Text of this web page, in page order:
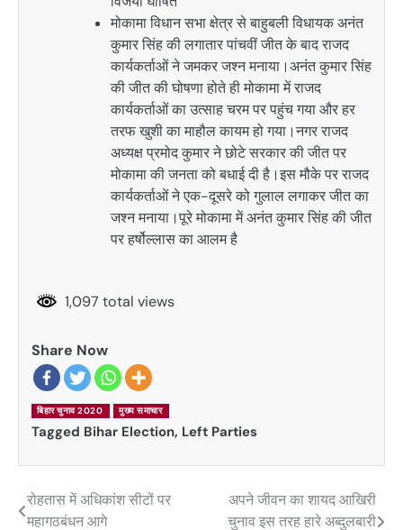
मोकामा विधान सभा क्षेत्र से बाहुबली विधायक अनंत
कुमार सिंह की लगातार पांचवीं जीत के बाद राजद
कार्यकर्ताओं ने जमकर जश्न मनाया।अनंत कुमार सिंह
की जीत की घोषणा होते ही मोकामा में राजद
कार्यकर्ताओं का उत्साह चरम पर पहुंच गया और हर
तरफ खुशी का माहौल कायम हो गया।नगर राजद
अध्यक्ष प्रमोद कुमार ने छोटे सरकार की जीत पर
मोकामा की जनता को बधाई दी है।इस मौके पर राजद
कार्यकर्ताओं ने एक-दूसरे को गुलाल लगाकर जीत का
जश्न मनाया।पूरे मोकामा में अनंत कुमार सिंह की जीत
पर हर्षोल्लास का आलम है
1,097 total views
Share Now
बिहार चुनाव 2020 मुख्य समाचार
Tagged Bihar Election, Left Parties
Post
रोहतास में अधिकांश सीटों पर
महागठबंधन आगे
अपने जीवन का शायद आखिरी
चुनाव इस तरह हारे अब्दुलबारी